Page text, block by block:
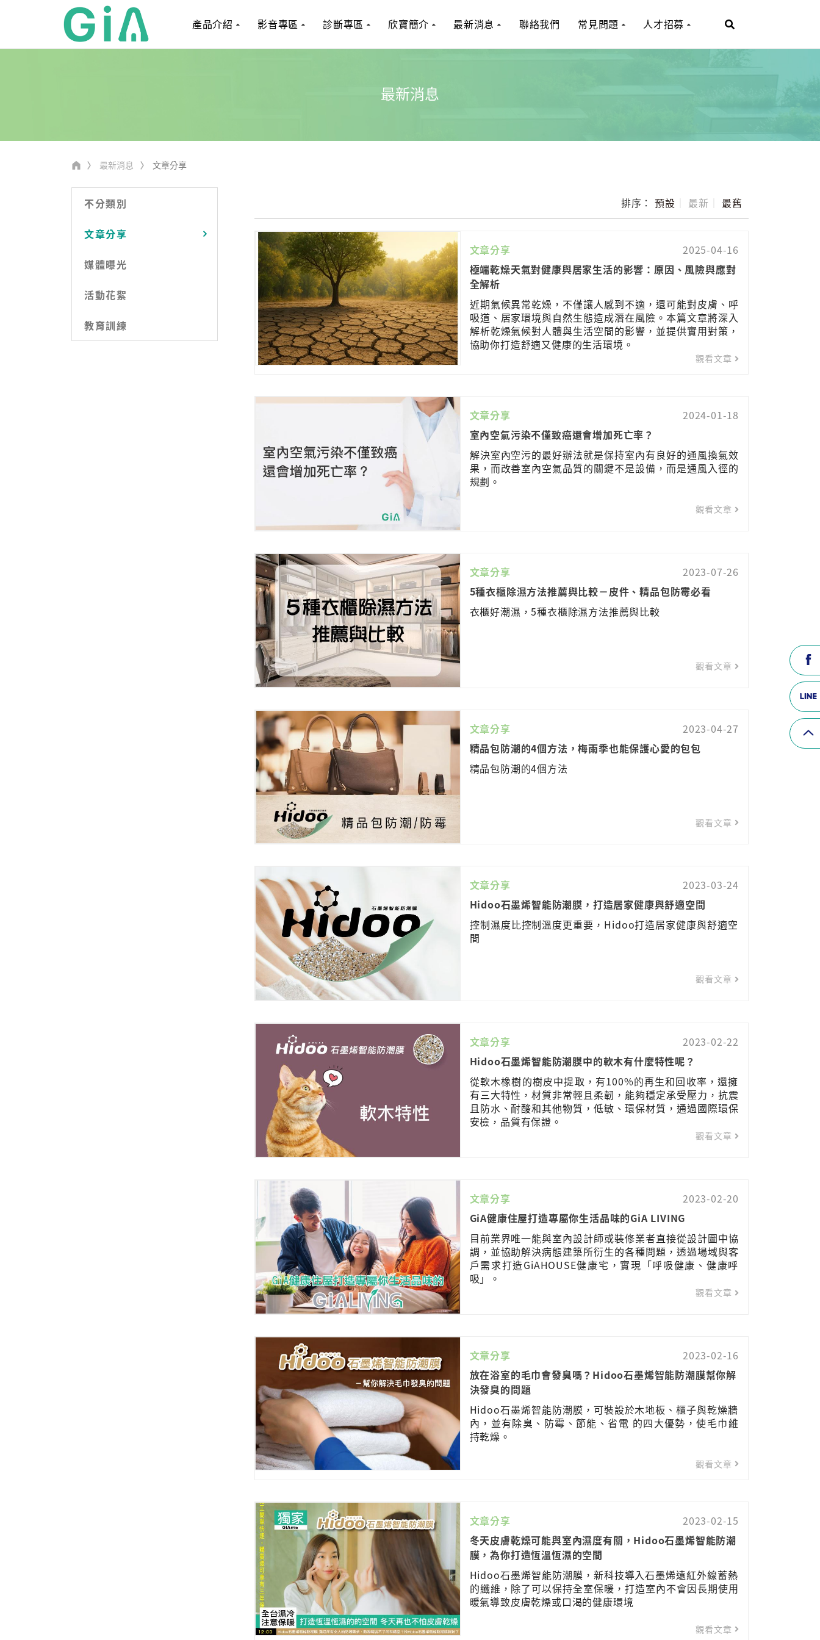
產品介紹 影音專區 診斷專區 欣寶簡介 最新消息 聯絡我們 常見問題 人才招募
最新消息
最新消息 文章分享
不分類別
文章分享
媒體曝光
活動花絮
教育訓練
排序： 預設 最新 最舊
文章分享
2025-04-16
極端乾燥天氣對健康與居家生活的影響：原因、風險與應對
全解析
近期氣候異常乾燥，不僅讓人感到不適，還可能對皮膚、呼
吸道、居家環境與自然生態造成潛在風險。本篇文章將深入
解析乾燥氣候對人體與生活空間的影響，並提供實用對策，
協助你打造舒適又健康的生活環境。
觀看文章
文章分享
2024-01-18
室內空氣污染不僅致癌還會增加死亡率？
解決室內空污的最好辦法就是保持室內有良好的通風換氣效
果，而改善室內空氣品質的關鍵不是設備，而是通風入徑的
規劃。
觀看文章
文章分享
2023-07-26
5種衣櫃除濕方法推薦與比較－皮件、精品包防霉必看
衣櫃好潮濕，5種衣櫃除濕方法推薦與比較
觀看文章
文章分享
2023-04-27
精品包防潮的4個方法，梅雨季也能保護心愛的包包
精品包防潮的4個方法
觀看文章
文章分享
2023-03-24
Hidoo石墨烯智能防潮膜，打造居家健康與舒適空間
控制濕度比控制溫度更重要，Hidoo打造居家健康與舒適空
間
觀看文章
文章分享
2023-02-22
Hidoo石墨烯智能防潮膜中的軟木有什麼特性呢？
從軟木橡樹的樹皮中提取，有100%的再生和回收率，還擁
有三大特性，材質非常輕且柔韌，能夠穩定承受壓力，抗震
且防水、耐酸和其他物質，低敏、環保材質，通過國際環保
安檢，品質有保證。
觀看文章
文章分享
2023-02-20
GiA健康住屋打造專屬你生活品味的GiA LIVING
目前業界唯一能與室內設計師或裝修業者直接從設計圖中協
調，並協助解決病態建築所衍生的各種問題，透過場域與客
戶需求打造GiAHOUSE健康宅，實現「呼吸健康、健康呼
吸」。
觀看文章
文章分享
2023-02-16
放在浴室的毛巾會發臭嗎？Hidoo石墨烯智能防潮膜幫你解
決發臭的問題
Hidoo石墨烯智能防潮膜，可裝設於木地板、櫃子與乾燥牆
內，並有除臭、防霉、節能、省電 的四大優勢，使毛巾維
持乾燥。
觀看文章
文章分享
2023-02-15
冬天皮膚乾燥可能與室內濕度有關，Hidoo石墨烯智能防潮
膜，為你打造恆溫恆濕的空間
Hidoo石墨烯智能防潮膜，新科技導入石墨烯遠紅外線蓄熱
的纖維，除了可以保持全室保暖，打造室內不會因長期使用
暖氣導致皮膚乾燥或口渴的健康環境
觀看文章